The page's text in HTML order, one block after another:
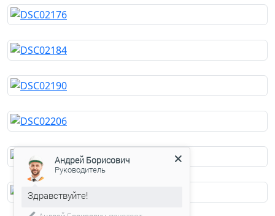
Андрей Борисович
Руководитель
Здравствуйте!